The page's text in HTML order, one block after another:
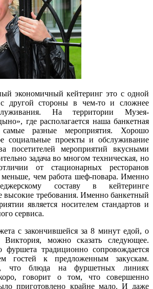
экономичный кейтеринг это с одной
другой стороны в чем-то и сложнее
На территории Музея-
где располагается наша банкетная
самые разные мероприятия. Хорошо
социальные проекты и обслуживание
посетителей мероприятий вкусными
задача во многом техническая, но
от стационарных ресторанов
меньше, чем работа шеф-повара. Именно
составу в кейтеринге
высокие требования. Именно банкетный
является носителем стандартов и
сервиса.
с закончившейся за 8 минут едой, о
Виктория, можно сказать следующее.
традиционно сопровождается
гостей к предложенным закускам.
что блюда на фуршетных линиях
говорит о том, что совершенно
приготовлено крайне мало. И даже